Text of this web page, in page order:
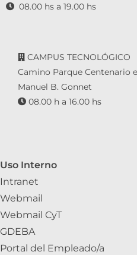
08.00 hs a 19.00 hs
CAMPUS TECNOLÓGICO
Camino Parque Centenario
Manuel B. Gonnet
08.00 h a 16.00 hs
Uso Interno
Intranet
Webmail
Webmail CyT
GDEBA
Portal del Empleado/a